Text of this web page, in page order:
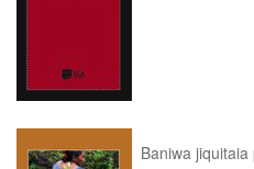
Baniwa jiquitaia